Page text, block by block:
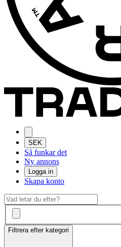
SEK
Så funkar det
Ny annons
Logga in
Skapa konto
Filtrera efter kategori